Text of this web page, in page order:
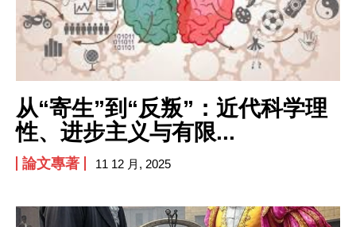
I WANT IN
从“寄生”到“反叛”：近代科学理
性、进步主义与有限...
論文專著 11 12 月, 2025